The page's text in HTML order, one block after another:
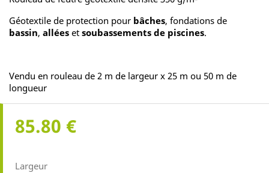
Géotextile de protection pour bâches, fondations de
bassin, allées et soubassements de piscines.
Vendu en rouleau de 2 m de largeur x 25 m ou 50 m de
longueur
85.80 €
Largeur